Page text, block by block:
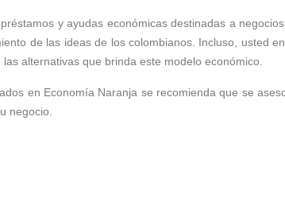
y ayudas económicas destinadas a
de las ideas de los colombianos. Incluso, usted
alternativas que brinda este modelo económico.
en Economía Naranja se recomienda que se
negocio.